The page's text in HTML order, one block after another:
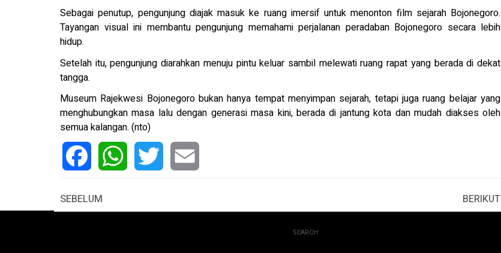
Sebagai penutup, pengunjung diajak masuk ke ruang imersif untuk menonton film sejarah Bojonegoro.
Tayangan visual ini membantu pengunjung memahami perjalanan peradaban Bojonegoro secara lebih
hidup.
Setelah itu, pengunjung diarahkan menuju pintu keluar sambil melewati ruang rapat yang berada di dekat
tangga.
Museum Rajekwesi Bojonegoro bukan hanya tempat menyimpan sejarah, tetapi juga ruang belajar yang
menghubungkan masa lalu dengan generasi masa kini, berada di jantung kota dan mudah diakses oleh
semua kalangan. (nto)
SEBELUM
BERIKUT
SEARCH